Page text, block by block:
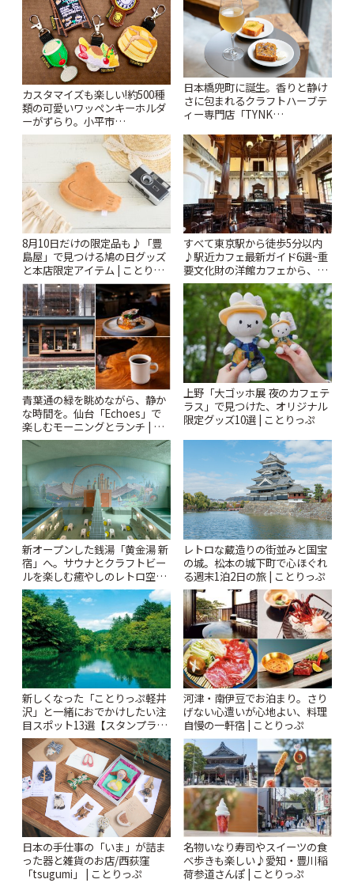
カスタマイズも楽しい!約500種
類の可愛いワッペンキーホルダ
ーがずらり。小平市
「Kimamaya T&K」 | ことりっ
日本橋兜町に誕生。香りと静け
さに包まれるクラフトハーブテ
ィー専門店「TYNK
8月10日だけの限定品も♪「豊
島屋」で見つける鳩の日グッズ
と本店限定アイテム | ことりっ
ぷ
すべて東京駅から徒歩5分以内
♪駅近カフェ最新ガイド6選~重
要文化財の洋館カフェから、改
札すぐのレトロ喫茶まで~ | こと
りっぷ
青葉通の緑を眺めながら、静か
な時間を。仙台「Echoes」で
楽しむモーニングとランチ | こ
とりっぷ
上野「大ゴッホ展 夜のカフェテ
ラス」で見つけた、オリジナル
限定グッズ10選 | ことりっぷ
新オープンした銭湯「黄金湯 新
宿」へ。サウナとクラフトビー
ルを楽しむ癒やしのレトロ空間
| ことりっぷ
レトロな蔵造りの街並みと国宝
の城。松本の城下町で心ほぐれ
る週末1泊2日の旅 | ことりっぷ
新しくなった「ことりっぷ軽井
沢」と一緒におでかけしたい注
目スポット13選【スタンプラリ
ー開催中】 | ことりっぷ
河津・南伊豆でお泊まり。さり
げない心遣いが心地よい、料理
自慢の一軒宿 | ことりっぷ
日本の手仕事の「いま」が詰ま
った器と雑貨のお店/西荻窪
「tsugumi」 | ことりっぷ
名物いなり寿司やスイーツの食
べ歩きも楽しい♪愛知・豊川稲
荷参道さんぽ | ことりっぷ